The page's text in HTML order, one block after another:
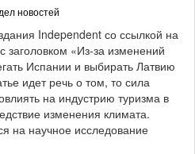
новостей
Independent со ссылкой на
заголовком «Из-за изменений
Испании и выбирать Латвию
идет речь о том, то сила
на индустрию туризма в
изменения климата.
на научное исследование